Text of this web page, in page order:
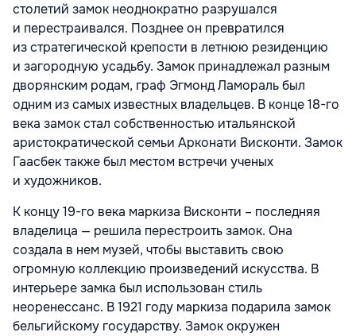
столетий замок неоднократно разрушался
и перестраивался. Позднее он превратился
из стратегической крепости в летнюю резиденцию
и загородную усадьбу. Замок принадлежал разным
дворянским родам, граф Эгмонд Ламораль был
одним из самых известных владельцев. В конце 18-го
века замок стал собственностью итальянской
аристократической семьи Арконати Висконти. Замок
Гаасбек также был местом встречи ученых
и художников.
К концу 19-го века маркиза Висконти – последняя
владелица — решила перестроить замок. Она
создала в нем музей, чтобы выставить свою
огромную коллекцию произведений искусства. В
интерьере замка был использован стиль
неоренессанс. В 1921 году маркиза подарила замок
бельгийскому государству. Замок окружен